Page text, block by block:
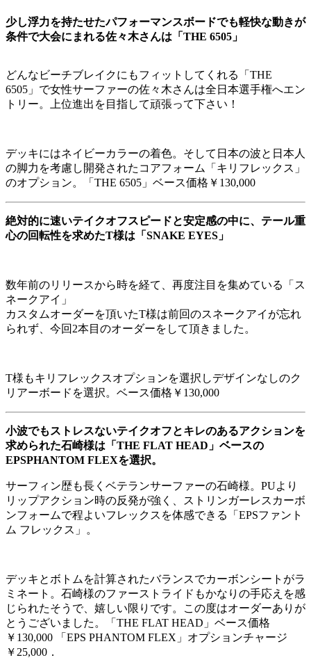
少し浮力を持たせたパフォーマンスボードでも軽快な動きが
条件で大会にまれる佐々木さんは「THE 6505」
どんなビーチブレイクにもフィットしてくれる「THE
6505」で女性サーファーの佐々木さんは全日本選手権へエン
トリー。上位進出を目指して頑張って下さい！
デッキにはネイビーカラーの着色。そして日本の波と日本人
の脚力を考慮し開発されたコアフォーム「キリフレックス」
のオプション。「THE 6505」ベース価格￥130,000
絶対的に速いテイクオフスピードと安定感の中に、テール重
心の回転性を求めたT様は「SNAKE EYES」
数年前のリリースから時を経て、再度注目を集めている「ス
ネークアイ」
カスタムオーダーを頂いたT様は前回のスネークアイが忘れ
られず、今回2本目のオーダーをして頂きました。
T様もキリフレックスオプションを選択しデザインなしのク
リアーボードを選択。ベース価格￥130,000
小波でもストレスないテイクオフとキレのあるアクションを
求められた石崎様は「THE FLAT HEAD」ベースの
EPSPHANTOM FLEXを選択。
サーフィン歴も長くベテランサーファーの石崎様。PUより
リップアクション時の反発が強く、ストリンガーレスカーボ
ンフォームで程よいフレックスを体感できる「EPSファント
ム フレックス」。
デッキとボトムを計算されたバランスでカーボンシートがラ
ミネート。石崎様のファーストライドもかなりの手応えを感
じられたそうで、嬉しい限りです。この度はオーダーありが
とうございました。「THE FLAT HEAD」ベース価格
￥130,000 「EPS PHANTOM FLEX」オプションチャージ
￥25,000．